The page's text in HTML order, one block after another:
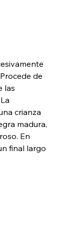
de
las
crianza
madura,
En
final largo